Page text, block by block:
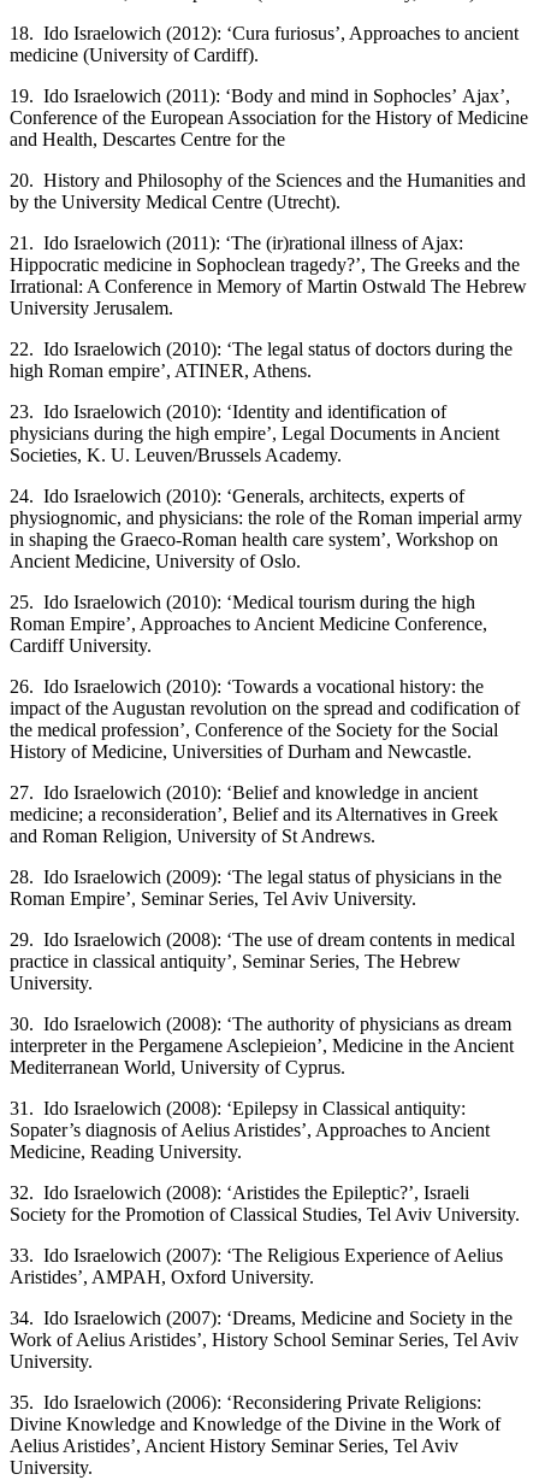
18. Ido Israelowich (2012): ‘Cura furiosus’, Approaches to ancient
medicine (University of Cardiff).
19. Ido Israelowich (2011): ‘Body and mind in Sophocles’ Ajax’,
Conference of the European Association for the History of Medicine
and Health, Descartes Centre for the
20. History and Philosophy of the Sciences and the Humanities and
by the University Medical Centre (Utrecht).
21. Ido Israelowich (2011): ‘The (ir)rational illness of Ajax:
Hippocratic medicine in Sophoclean tragedy?’, The Greeks and the
Irrational: A Conference in Memory of Martin Ostwald The Hebrew
University Jerusalem.
22. Ido Israelowich (2010): ‘The legal status of doctors during the
high Roman empire’, ATINER, Athens.
23. Ido Israelowich (2010): ‘Identity and identification of
physicians during the high empire’, Legal Documents in Ancient
Societies, K. U. Leuven/Brussels Academy.
24. Ido Israelowich (2010): ‘Generals, architects, experts of
physiognomic, and physicians: the role of the Roman imperial army
in shaping the Graeco-Roman health care system’, Workshop on
Ancient Medicine, University of Oslo.
25. Ido Israelowich (2010): ‘Medical tourism during the high
Roman Empire’, Approaches to Ancient Medicine Conference,
Cardiff University.
26. Ido Israelowich (2010): ‘Towards a vocational history: the
impact of the Augustan revolution on the spread and codification of
the medical profession’, Conference of the Society for the Social
History of Medicine, Universities of Durham and Newcastle.
27. Ido Israelowich (2010): ‘Belief and knowledge in ancient
medicine; a reconsideration’, Belief and its Alternatives in Greek
and Roman Religion, University of St Andrews.
28. Ido Israelowich (2009): ‘The legal status of physicians in the
Roman Empire’, Seminar Series, Tel Aviv University.
29. Ido Israelowich (2008): ‘The use of dream contents in medical
practice in classical antiquity’, Seminar Series, The Hebrew
University.
30. Ido Israelowich (2008): ‘The authority of physicians as dream
interpreter in the Pergamene Asclepieion’, Medicine in the Ancient
Mediterranean World, University of Cyprus.
31. Ido Israelowich (2008): ‘Epilepsy in Classical antiquity:
Sopater’s diagnosis of Aelius Aristides’, Approaches to Ancient
Medicine, Reading University.
32. Ido Israelowich (2008): ‘Aristides the Epileptic?’, Israeli
Society for the Promotion of Classical Studies, Tel Aviv University.
33. Ido Israelowich (2007): ‘The Religious Experience of Aelius
Aristides’, AMPAH, Oxford University.
34. Ido Israelowich (2007): ‘Dreams, Medicine and Society in the
Work of Aelius Aristides’, History School Seminar Series, Tel Aviv
University.
35. Ido Israelowich (2006): ‘Reconsidering Private Religions:
Divine Knowledge and Knowledge of the Divine in the Work of
Aelius Aristides’, Ancient History Seminar Series, Tel Aviv
University.